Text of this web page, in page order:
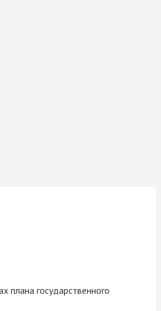
плана государственного